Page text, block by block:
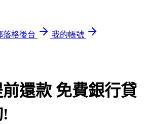
落格後台
我的帳號
還款 免費銀行貸